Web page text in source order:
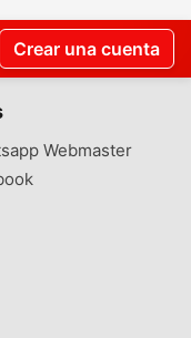
Crear una cuenta
Webmaster